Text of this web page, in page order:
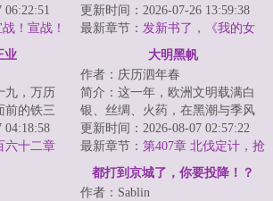
璋、段
06:22:51
！宣战！
北伐，二十万大军围困京城时，
才猛然发现，这...
更新时间：2026-07-26 13:59:38
最新章节： 发新书了，《我的女
友是收容物》
业
九，万历
前的铁三
和善，
04:18:58
六十二章
大明黑帆
作者：庆历泗年春
简介：这一年，欧洲文明载满白
银、丝绸、火药，在黑潮与季风
间激情碰撞。这一年，经历萨尔
浒惨败的大明，...
更新时间：2026-08-07 02:57:22
最新章节： 第407章 北伐定计，抢
占天津
都打到京城了，你要投降！？
作者：Sablin